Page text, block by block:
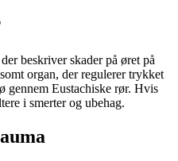
beskriver skader på øret på
organ, der regulerer trykket
gennem Eustachiske rør. Hvis
i smerter og ubehag.